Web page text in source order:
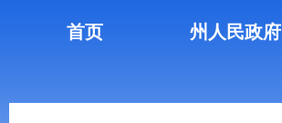
首页 州人民政府